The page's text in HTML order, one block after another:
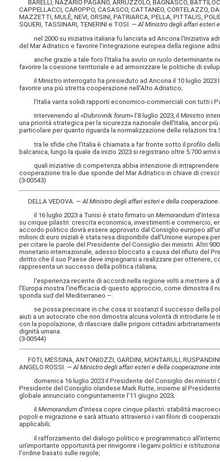
BARELLI, NAZARIO PAGANO, ARRUZZOLO, BAGNASCO,
CAPPELLACCI, CAROPPO, CASASCO, CATTANEO, CORTELAZZO,
MAZZETTI, MULÈ, NEVI, ORSINI, PATRIARCA, PELLA, PITTALIS,
SQUERI, TASSINARI, TENERINI e TOSI. —Al Ministro degli affari esteri
nel 2000 su iniziativa italiana fu lanciata ad Ancona l'Iniziativa
del Mar Adriatico e favorire l'integrazione europea della regione
anche grazie a tale foro l'Italia ha avuto un ruolo determinante
favorire la coesione territoriale e ad armonizzare le politiche di
il Ministro interrogato ha presieduto ad Ancona il 10 luglio 2023
favorire una più stretta cooperazione nell'Alto Adriatico;
l'Italia vanta solidi rapporti economico-commerciali con tutti i
intervenendo al «Dubrovnikforum» l'8 luglio 2023, il Ministro
una priorità strategica per la sicurezza nazionale dell'Italia, ancor
particolare per quanto riguarda la normalizzazione delle relazioni
tra le sfide che l'Italia è chiamata a far fronte sotto il profilo
balcanica, lungo la quale da inizio 2023 si registrano oltre 5.700
quali iniziative di competenza abbia intenzione di intraprendere
cooperazione tra le due sponde del Mar Adriatico in chiave di
(3-00543)
DELLA VEDOVA. —Al Ministro degli affari esteri e della cooperazione
il 16 luglio 2023 a Tunisi è stato firmato unMemorandum
su cinque pilastri: crescita economica, investimenti e commercio,
accordo politico dovrà essere approvato dal Consiglio europeo
milioni di euro iniziali è stata resa disponibile dall'Unione europea
per citare le parole del Presidente del Consiglio dei ministri. Altri
monetario internazionale, adesso bloccato a causa del rifiuto del
diritto che il suo Paese deve impegnarsi a realizzare per ottenere,
rappresenta un successo della politica italiana;
l'esperienza recente di accordi nella regione volti a mettere a
l'Europa mostra l'inefficacia di questo approccio, come dimostra il
sponda sud del Mediterraneo –:
se possa precisare in che cosa si sostanzi il successo della
aiuti a un autocrate che non dimostra alcuna volontà di introdurre
con la popolazione, di rilasciare dalle prigioni cittadini
dignità umana.
(3-00544)
FOTI, MESSINA, ANTONIOZZI, GARDINI, MONTARULI,
ANGELO ROSSI. —Al Ministro degli affari esteri e della cooperazione
domenica 16 luglio 2023 il Presidente del Consiglio dei ministri
Presidente del Consiglio olandese Mark Rutte, insieme al
globale annunciato congiuntamente l'11 giugno 2023;
ilMemorandum d'intesa copre cinque pilastri: stabilità
popoli e migrazione e sarà attuato attraverso i vari filoni di
applicabili;
il rafforzamento del dialogo politico e programmatico all'interno
un'importante opportunità per rinvigorire i legami politici e
l'ordine basato sulle regole;